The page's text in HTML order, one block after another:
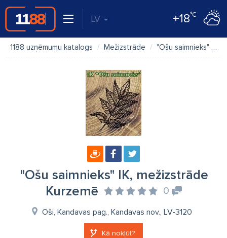
LV +18°C
1188 uzņēmumu katalogs Mežizstrāde "Ošu saimnieks" IK, mežizstrāde Kurzemē
"Ošu saimnieks" IK, mežizstrāde
Kurzemē
0
Oši, Kandavas pag., Kandavas nov., LV-3120
Kā nokļūt?